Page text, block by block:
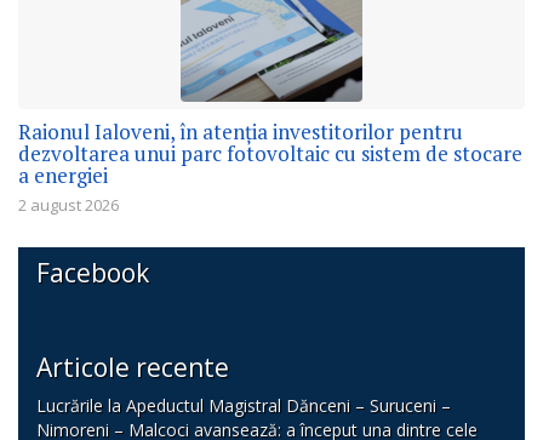
Raionul Ialoveni, în atenția investitorilor pentru
dezvoltarea unui parc fotovoltaic cu sistem de stocare
a energiei
2 august 2026
Facebook
Articole recente
Lucrările la Apeductul Magistral Dănceni – Suruceni –
Nimoreni – Malcoci avansează: a început una dintre cele